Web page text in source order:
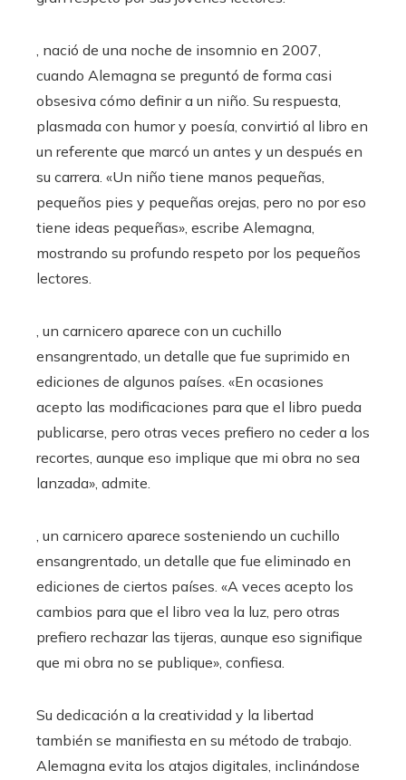
, nació de una noche de insomnio en 2007,
cuando Alemagna se preguntó de forma casi
obsesiva cómo definir a un niño. Su respuesta,
plasmada con humor y poesía, convirtió al libro en
un referente que marcó un antes y un después en
su carrera. «Un niño tiene manos pequeñas,
pequeños pies y pequeñas orejas, pero no por eso
tiene ideas pequeñas», escribe Alemagna,
mostrando su profundo respeto por los pequeños
lectores.
, un carnicero aparece con un cuchillo
ensangrentado, un detalle que fue suprimido en
ediciones de algunos países. «En ocasiones
acepto las modificaciones para que el libro pueda
publicarse, pero otras veces prefiero no ceder a los
recortes, aunque eso implique que mi obra no sea
lanzada», admite.
, un carnicero aparece sosteniendo un cuchillo
ensangrentado, un detalle que fue eliminado en
ediciones de ciertos países. «A veces acepto los
cambios para que el libro vea la luz, pero otras
prefiero rechazar las tijeras, aunque eso signifique
que mi obra no se publique», confiesa.
Su dedicación a la creatividad y la libertad
también se manifiesta en su método de trabajo.
Alemagna evita los atajos digitales, inclinándose